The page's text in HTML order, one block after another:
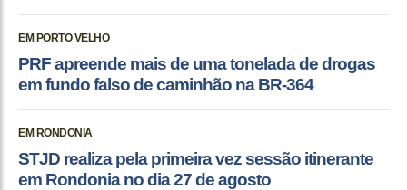
EM PORTO VELHO
PRF apreende mais de uma tonelada de drogas
em fundo falso de caminhão na BR-364
EM RONDONIA
STJD realiza pela primeira vez sessão itinerante
em Rondonia no dia 27 de agosto